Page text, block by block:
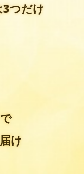
つだけ
け